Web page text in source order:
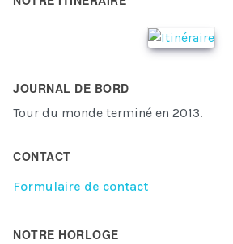
JOURNAL DE BORD
Tour du monde terminé en 2013.
CONTACT
Formulaire de contact
NOTRE HORLOGE